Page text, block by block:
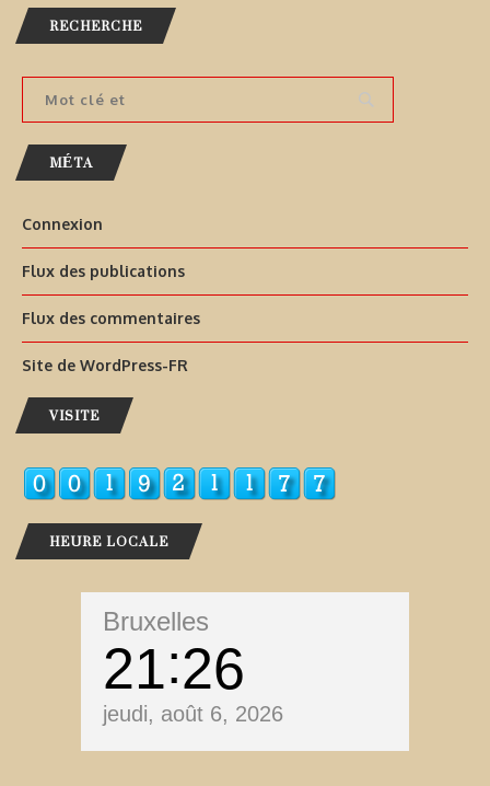
RECHERCHE
MÉTA
Connexion
Flux des publications
Flux des commentaires
Site de WordPress-FR
VISITE
HEURE LOCALE
Bruxelles
21 26
jeudi, août 6, 2026